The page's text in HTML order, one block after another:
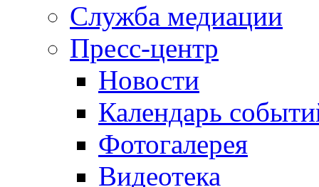
Служба медиации
Пресс-центр
Новости
Календарь
Фотогалерея
Видеотека